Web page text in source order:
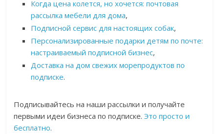
Когда цена колется, но хочется: почтовая
рассылка мебели для дома,
Подписной сервис для настоящих собак,
Персонализированные подарки детям по почте:
настраиваемый подписной бизнес,
Доставка на дом свежих морепродуктов по
подписке.
Подписывайтесь на наши рассылки и получайте
первыми идеи бизнеса по подписке.Это просто и
бесплатно.